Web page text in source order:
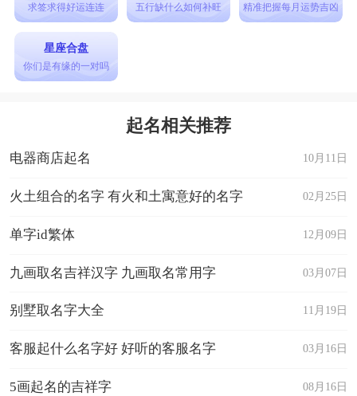
求签求得好运连连 五行缺什么如何补旺 精准把握每月运势吉凶
星座合盘
你们是有缘的一对吗
起名相关推荐
10月11日
电器商店起名
02月25日
火土组合的名字 有火和土寓意好的名字
12月09日
单字id繁体
03月07日
九画取名吉祥汉字 九画取名常用字
11月19日
别墅取名字大全
03月16日
客服起什么名字好 好听的客服名字
08月16日
5画起名的吉祥字